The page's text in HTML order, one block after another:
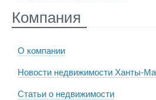
Компания
О компании
Новости недвижимости Ханты-
Статьи о недвижимости